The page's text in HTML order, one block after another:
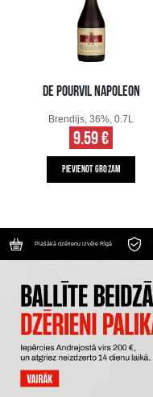
DE POURVIL NAPOLEON
Brendijs, 36%, 0.7L
9.59 €
PIEVIENOT GROZAM
Plašākā dzērienu izvēle Rīgā